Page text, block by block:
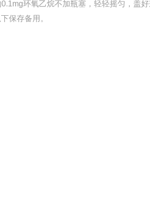
环氧乙烷不加瓶塞，轻轻摇匀，盖
保存备用。